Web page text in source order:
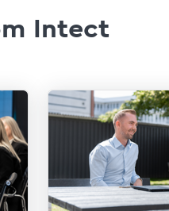
Intect